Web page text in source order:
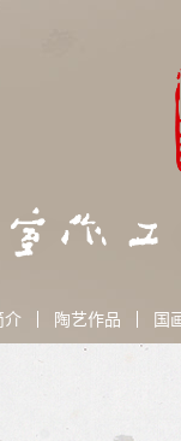
介 陶艺作品 国